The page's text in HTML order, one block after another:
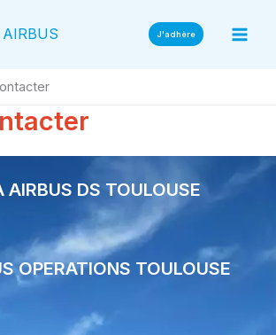
J'adhère
AIRBUS DS TOULOUSE
OPERATIONS TOULOUSE